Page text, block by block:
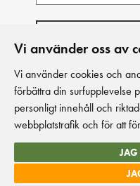
Vi använder oss av
Vi använder cookies och
förbättra din surfupplevelse
personligt innehåll och
webbplatstrafik och för att
JAG
©
This site is protected by